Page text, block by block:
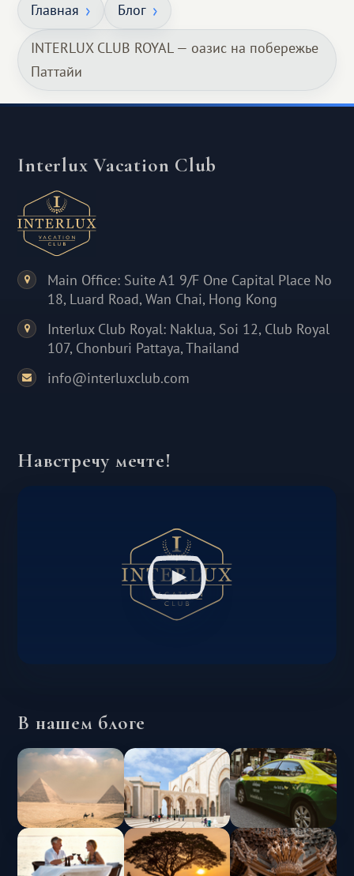
Главная Блог
INTERLUX CLUB ROYAL — оазис на побережье
Паттайи
Interlux Vacation Club
Main Office: Suite A1 9/F One Capital Place No
18, Luard Road, Wan Chai, Hong Kong
Interlux Club Royal: Naklua, Soi 12, Club Royal
107, Chonburi Pattaya, Thailand
info@interluxclub.com
Навстречу мечте!
В нашем блоге